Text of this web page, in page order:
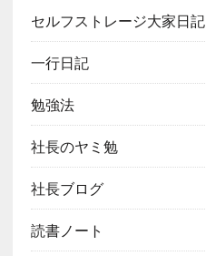
セルフストレージ大家日記
一行日記
勉強法
社長のヤミ勉
社長ブログ
読書ノート